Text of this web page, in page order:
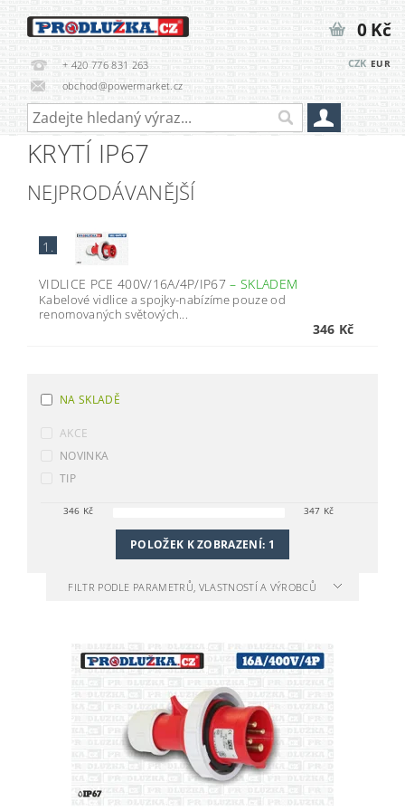
+ 420 776 831 263
obchod@powermarket.cz
CZK EUR
0 Kč
KRYTÍ IP67
NEJPRODÁVANĚJŠÍ
1.
VIDLICE PCE 400V/16A/4P/IP67–SKLADEM
Kabelové vidlice a spojky-nabízíme pouze od
renomovaných světových...
346 Kč
NA SKLADĚ
AKCE
NOVINKA
TIP
346 Kč 347 Kč
POLOŽEK K ZOBRAZENÍ: 1
FILTR PODLE PARAMETRŮ, VLASTNOSTÍ A VÝROBCŮ